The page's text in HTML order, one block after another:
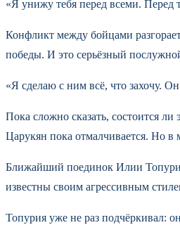
«Я унижу тебя перед всеми. Перед
Конфликт между бойцами
победы. И это серьёзный
«Я сделаю с ним всё, что захочу.
Пока сложно сказать, состоится
Царукян пока отмалчивается. Но
Ближайший поединок Илии
известны своим агрессивным
Топурия уже не раз подчёркивал: